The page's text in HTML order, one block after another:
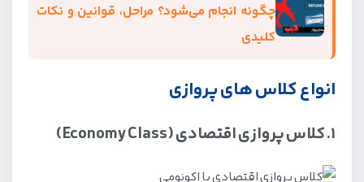
چگونه انجام می‌شود؟ مراحل، قوانین و نکات
کلیدی
انواع کلاس های پروازی
1. کلاس پروازی اقتصادی (Economy Class)